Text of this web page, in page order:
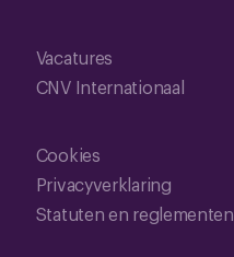
Vacatures
CNV Internationaal
Cookies
Privacyverklaring
Statuten en reglementen